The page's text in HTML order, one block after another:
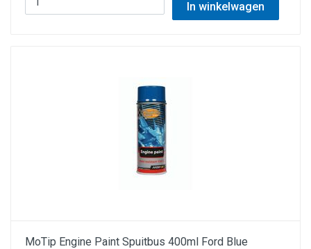
In winkelwagen
MoTip Engine Paint Spuitbus 400ml Ford Blue